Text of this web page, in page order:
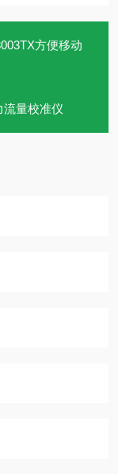
方便移动
流量校准仪